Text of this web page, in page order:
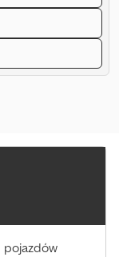
pojazdów